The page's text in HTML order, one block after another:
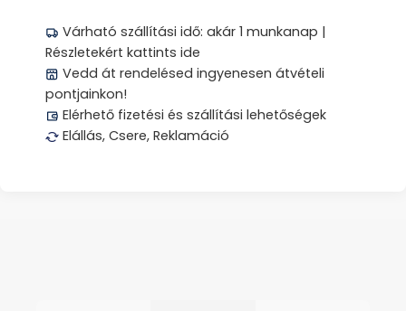
Várható szállítási idő: akár 1 munkanap |
Részletekért kattints ide
Vedd át rendelésed ingyenesen átvételi
pontjainkon!
Elérhető fizetési és szállítási lehetőségek
Elállás, Csere, Reklamáció